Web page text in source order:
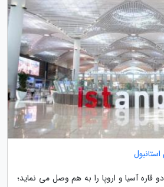
قاره آسیا و اروپا را به هم وصل می نماید؛